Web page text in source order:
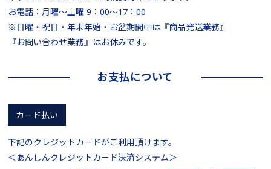
お電話：月曜～土曜 9：00～17：00
※日曜・祝日・年末年始・お盆期間中は『商品発送業務』
『お問い合わせ業務』はお休みです。
お支払について
カード払い
下記のクレジットカードがご利用頂けます。
＜あんしんクレジットカード決済システム＞